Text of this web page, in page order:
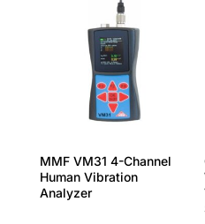
MMF VM31 4-Channel
Human Vibration
Analyzer